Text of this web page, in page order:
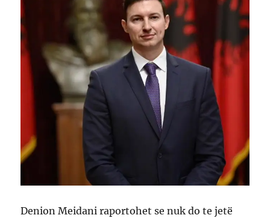
Denion Meidani raportohet se nuk do te jetë